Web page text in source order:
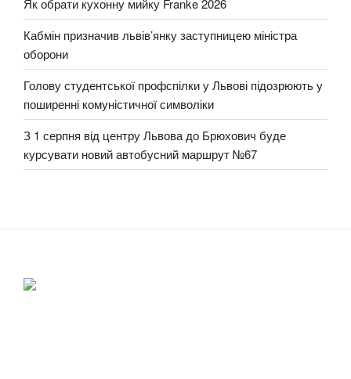
Як обрати кухонну мийку Franke 2026
Кабмін призначив львів’янку заступницею міністра
оборони
Голову студентської профспілки у Львові підозрюють у
поширенні комуністичної символіки
З 1 серпня від центру Львова до Брюхович буде
курсувати новий автобусний маршрут №67